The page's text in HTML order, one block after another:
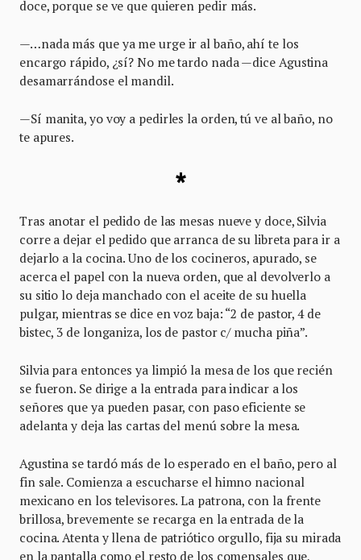
doce, porque se ve que quieren pedir más.
—…nada más que ya me urge ir al baño, ahí te los
encargo rápido, ¿sí? No me tardo nada —dice Agustina
desamarrándose el mandil.
—Sí manita, yo voy a pedirles la orden, tú ve al baño, no
te apures.
*
Tras anotar el pedido de las mesas nueve y doce, Silvia
corre a dejar el pedido que arranca de su libreta para ir a
dejarlo a la cocina. Uno de los cocineros, apurado, se
acerca el papel con la nueva orden, que al devolverlo a
su sitio lo deja manchado con el aceite de su huella
pulgar, mientras se dice en voz baja: “2 de pastor, 4 de
bistec, 3 de longaniza, los de pastor c/ mucha piña”.
Silvia para entonces ya limpió la mesa de los que recién
se fueron. Se dirige a la entrada para indicar a los
señores que ya pueden pasar, con paso eficiente se
adelanta y deja las cartas del menú sobre la mesa.
Agustina se tardó más de lo esperado en el baño, pero al
fin sale. Comienza a escucharse el himno nacional
mexicano en los televisores. La patrona, con la frente
brillosa, brevemente se recarga en la entrada de la
cocina. Atenta y llena de patriótico orgullo, fija su mirada
en la pantalla como el resto de los comensales que,